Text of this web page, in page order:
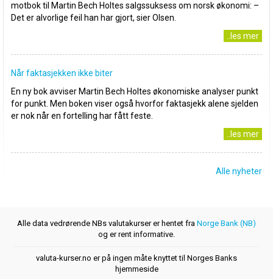
motbok til Martin Bech Holtes salgssuksess om norsk økonomi: –
Det er alvorlige feil han har gjort, sier Olsen.
..les mer
Når faktasjekken ikke biter
En ny bok avviser Martin Bech Holtes økonomiske analyser punkt
for punkt. Men boken viser også hvorfor faktasjekk alene sjelden
er nok når en fortelling har fått feste.
..les mer
Alle nyheter
Alle data vedrørende NBs valutakurser er hentet fra Norge Bank (NB)
og er rent informative.
valuta-kurser.no er på ingen måte knyttet til Norges Banks
hjemmeside